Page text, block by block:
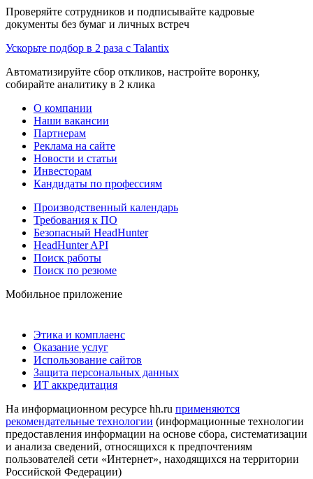
Проверяйте сотрудников и подписывайте кадровые
документы без бумаг и личных встреч
Ускорьте подбор в 2 раза с Talantix
Автоматизируйте сбор откликов, настройте воронку,
собирайте аналитику в 2 клика
О компании
Наши вакансии
Партнерам
Реклама на сайте
Новости и статьи
Инвесторам
Кандидаты по профессиям
Производственный календарь
Требования к ПО
Безопасный HeadHunter
HeadHunter API
Поиск работы
Поиск по резюме
Мобильное приложение
Этика и комплаенс
Оказание услуг
Использование сайтов
Защита персональных данных
ИТ аккредитация
На информационном ресурсе hh.ru применяются
рекомендательные технологии (информационные технологии
предоставления информации на основе сбора, систематизации
и анализа сведений, относящихся к предпочтениям
пользователей сети «Интернет», находящихся на территории
Российской Федерации)